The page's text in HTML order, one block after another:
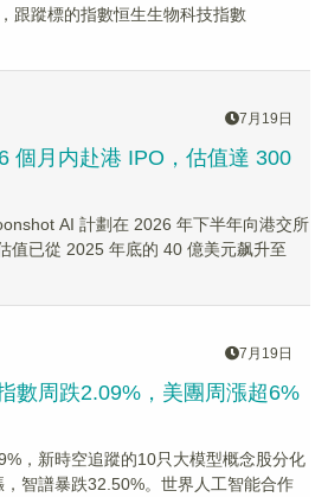
跟蹤標的指數恒生生物科技指數
7月19日
個月内赴港 IPO，估值達 300
AI 計劃在 2026 年下半年向港交所
值已從 2025 年底的 40 億美元飙升至
7月19日
數周跌2.09%，美團周漲超6%
，新時空追蹤的10只大模型概念股分化
智譜暴跌32.50%。世界人工智能合作